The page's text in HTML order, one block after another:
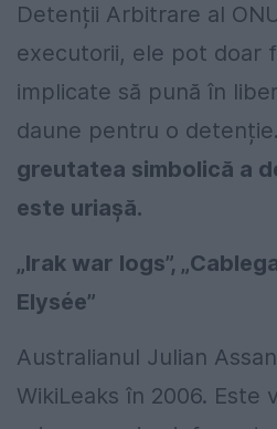
Detenții Arbitrare al
executorii, ele pot doar
implicate să pună în
daune pentru o detenție.
greutatea simbolică a
este uriașă.
„Irak war logs”,
Elysée”
Australianul Julian
WikiLeaks în 2006. Este